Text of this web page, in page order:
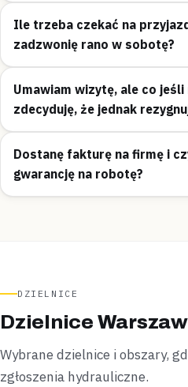
Ile trzeba czekać na
zadzwonię rano w sobotę?
Umawiam wizytę, ale co jeśli
zdecyduję, że jednak
Dostanę fakturę na firmę i
gwarancję na robotę?
DZIELNICE
Dzielnice
Wybrane dzielnice i obszary,
zgłoszenia hydrauliczne.